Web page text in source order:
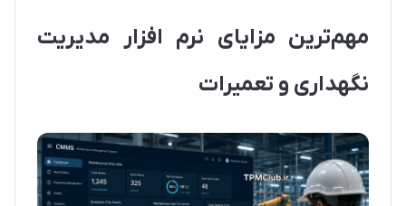
مهم‌ترین مزایای نرم افزار مدیریت
نگهداری و تعمیرات